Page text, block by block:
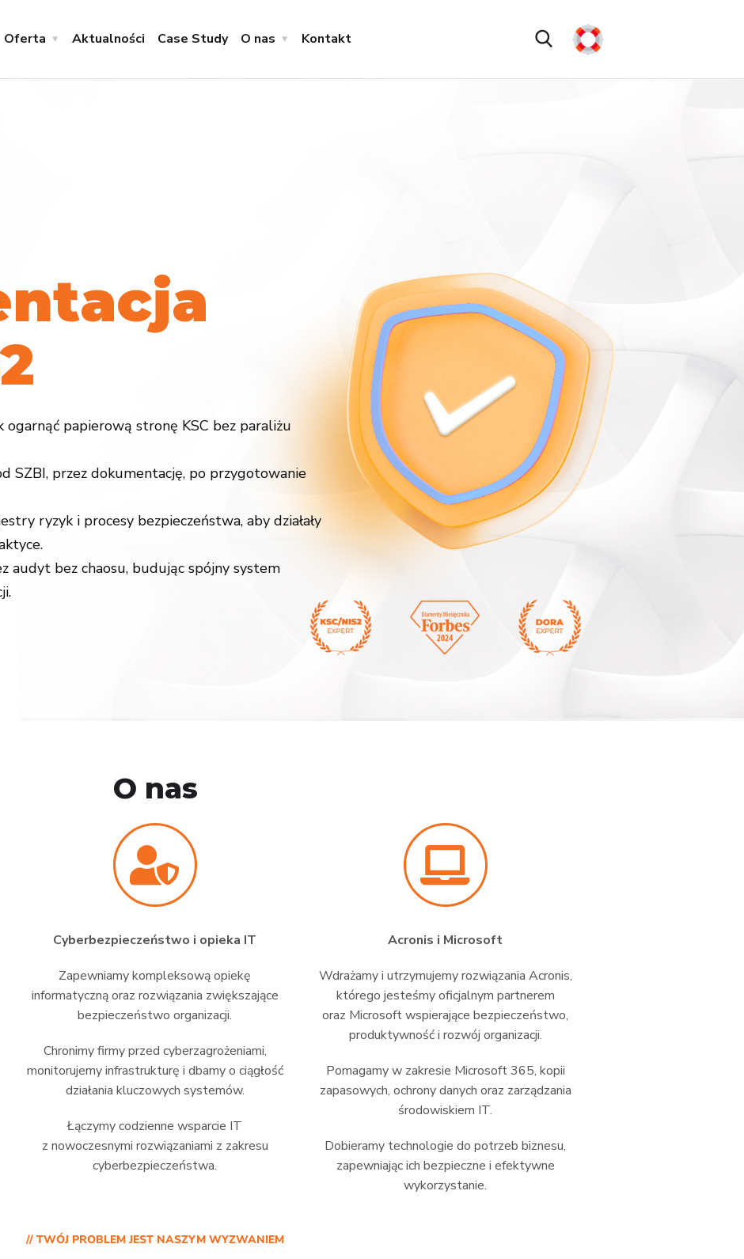
Oferta Aktualności Case Study O nas Kontakt
ntacja
2
papierową stronę KSC bez paraliżu
SZBI, przez dokumentację, po przygotowanie
ryzyk i procesy bezpieczeństwa, aby działały
audyt bez chaosu, budując spójny system
O nas
Cyberbezpieczeństwo i opieka IT
Zapewniamy kompleksową opiekę
informatyczną oraz rozwiązania zwiększające
bezpieczeństwo organizacji.
Chronimy firmy przed cyberzagrożeniami,
monitorujemy infrastrukturę i dbamy o ciągłość
działania kluczowych systemów.
Łączymy codzienne wsparcie IT
z nowoczesnymi rozwiązaniami z zakresu
cyberbezpieczeństwa.
Acronis i Microsoft
Wdrażamy i utrzymujemy rozwiązania Acronis,
którego jesteśmy oficjalnym partnerem
oraz Microsoft wspierające bezpieczeństwo,
produktywność i rozwój organizacji.
Pomagamy w zakresie Microsoft 365, kopii
zapasowych, ochrony danych oraz zarządzania
środowiskiem IT.
Dobieramy technologie do potrzeb biznesu,
zapewniając ich bezpieczne i efektywne
wykorzystanie.
// TWÓJ PROBLEM JEST NASZYM WYZWANIEM